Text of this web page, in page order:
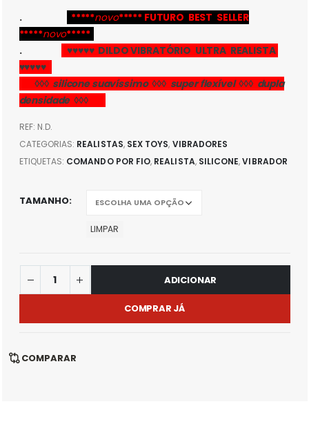
. *****novo***** FUTURO BEST SELLER
*****novo*****
.
♥♥♥♥♥ DILDO VIBRATÓRIO ULTRA REALISTA
♥♥♥♥♥
◊◊◊ silicone suavíssimo ◊◊◊ super flexível ◊◊◊ dupla
densidade ◊◊◊
REF: N.D.
CATEGORIAS: REALISTAS, SEX TOYS, VIBRADORES
ETIQUETAS: COMANDO POR FIO, REALISTA, SILICONE,VIBRADOR
TAMANHO
LIMPAR
ADICIONAR
COMPRAR JÁ
COMPARAR